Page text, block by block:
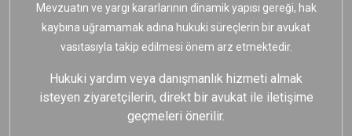
Mevzuatın ve yargı kararlarının dinamik yapısı gereği, hak
kaybına uğramamak adına hukuki süreçlerin bir avukat
vasıtasıyla takip edilmesi önem arz etmektedir.
Hukuki yardım veya danışmanlık hizmeti almak
isteyen ziyaretçilerin, direkt bir avukat ile iletişime
geçmeleri önerilir.